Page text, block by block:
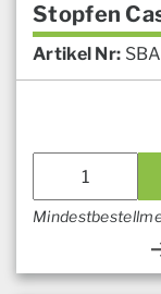
Stopfen
Artikel Nr: